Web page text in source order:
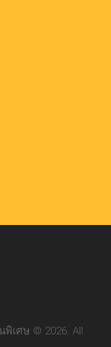
เศษ © 2026. All